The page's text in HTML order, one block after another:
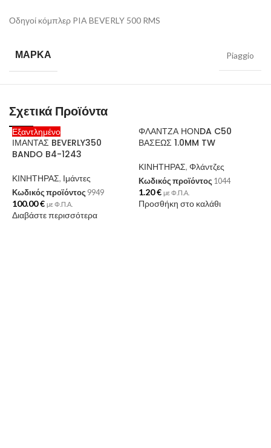
Οδηγοί κόμπλερ PIA BEVERLY 500 RMS
ΜΆΡΚΑ Piaggio
Σχετικά Προϊόντα
Εξαντλημένο
ΙΜΑΝΤΑΣ BEVERLY350
BANDO B4-1243
ΚΙΝΗΤΗΡΑΣ, Ιμάντες
Κωδικός προϊόντος 9949
100.00€ με Φ.Π.Α.
Διαβάστε περισσότερα
ΦΛΑΝΤΖΑ ΗΟΝDA C50
ΒΑΣΕΩΣ 1.0MM TW
ΚΙΝΗΤΗΡΑΣ, Φλάντζες
Κωδικός προϊόντος 1044
1.20€ με Φ.Π.Α.
Προσθήκη στο καλάθι